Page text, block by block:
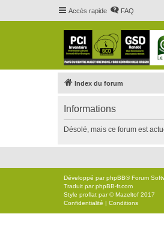
Accès rapide FAQ
Index du forum
Informations
Désolé, mais ce forum est
Développé parphpBB® Forum
Traduit parphpBB-fr.com
Style proflat par ©Mazeltof 2017
Confidentialité | Conditions